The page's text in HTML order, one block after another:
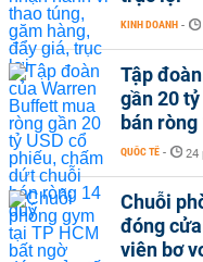
KINH DOANH -
Tập
gần 20
bán ròng
QUỐC TẾ - 24
Chuỗi
đóng
viên bơ